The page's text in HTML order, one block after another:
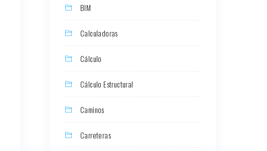
BIM
Calculadoras
Cálculo
Cálculo Estructural
Caminos
Carreteras